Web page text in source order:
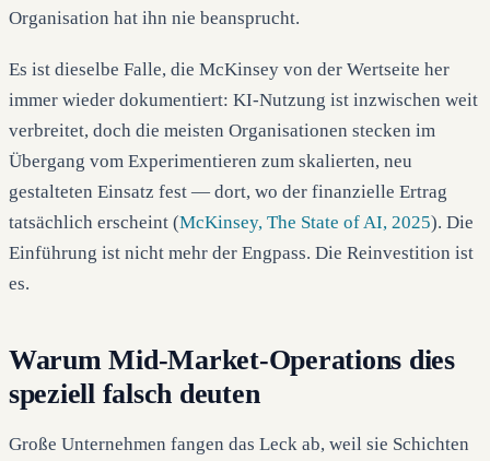
Organisation hat ihn nie beansprucht.
Es ist dieselbe Falle, die McKinsey von der Wertseite her
immer wieder dokumentiert: KI-Nutzung ist inzwischen weit
verbreitet, doch die meisten Organisationen stecken im
Übergang vom Experimentieren zum skalierten, neu
gestalteten Einsatz fest — dort, wo der finanzielle Ertrag
tatsächlich erscheint (McKinsey, The State of AI, 2025). Die
Einführung ist nicht mehr der Engpass. Die Reinvestition ist
es.
Warum Mid-Market-Operations dies
speziell falsch deuten
Große Unternehmen fangen das Leck ab, weil sie Schichten